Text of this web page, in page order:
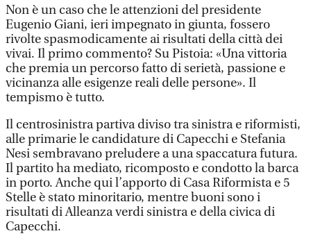
Non è un caso che le attenzioni del presidente
Eugenio Giani, ieri impegnato in giunta, fossero
rivolte spasmodicamente ai risultati della città dei
vivai. Il primo commento? Su Pistoia: «Una vittoria
che premia un percorso fatto di serietà, passione e
vicinanza alle esigenze reali delle persone». Il
tempismo è tutto.
Il centrosinistra partiva diviso tra sinistra e riformisti,
alle primarie le candidature di Capecchi e Stefania
Nesi sembravano preludere a una spaccatura futura.
Il partito ha mediato, ricomposto e condotto la barca
in porto. Anche qui l’apporto di Casa Riformista e 5
Stelle è stato minoritario, mentre buoni sono i
risultati di Alleanza verdi sinistra e della civica di
Capecchi.